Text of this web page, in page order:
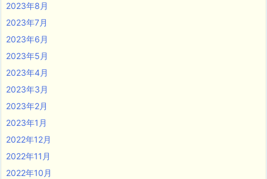
2023年8月
2023年7月
2023年6月
2023年5月
2023年4月
2023年3月
2023年2月
2023年1月
2022年12月
2022年11月
2022年10月